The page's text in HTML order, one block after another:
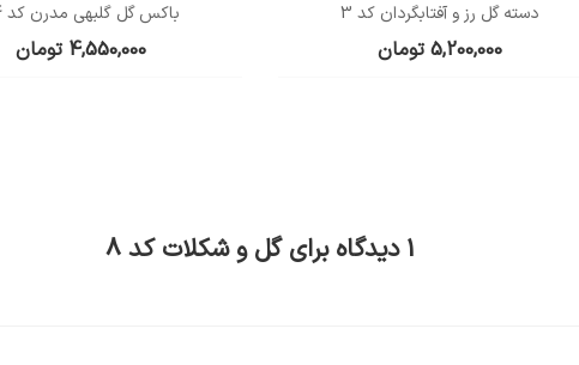
باکس گل گلبهی مدرن کد 24
4,550,000 تومان
دسته گل رز و آفتابگردان کد 3
5,200,000 تومان
1 دیدگاه برای گل و شکلات کد 8